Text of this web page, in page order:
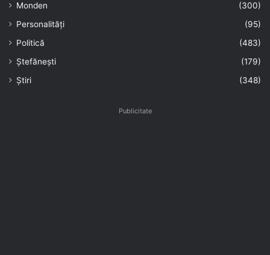
Monden
(300)
Personalități
(95)
Politică
(483)
Ștefănești
(179)
Știri
(348)
Publicitate